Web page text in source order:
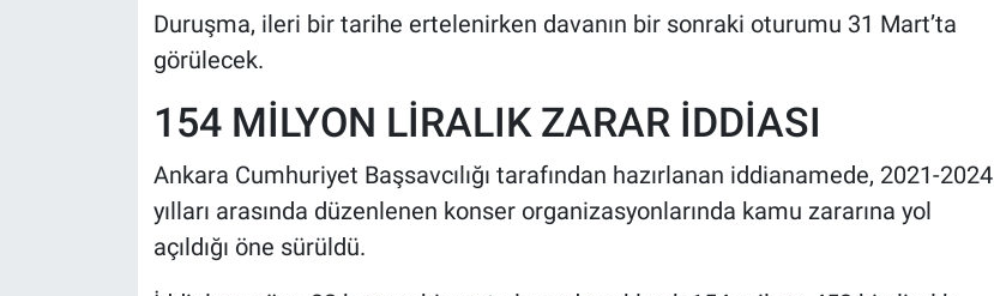
Duruşma, ileri bir tarihe ertelenirken davanın bir sonraki oturumu 31 Mart’ta
görülecek.
154 MİLYON LİRALIK ZARAR İDDİASI
Ankara Cumhuriyet Başsavcılığı tarafından hazırlanan iddianamede, 2021-2024
yılları arasında düzenlenen konser organizasyonlarında kamu zararına yol
açıldığı öne sürüldü.